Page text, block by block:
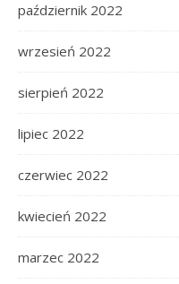
październik 2022
wrzesień 2022
sierpień 2022
lipiec 2022
czerwiec 2022
kwiecień 2022
marzec 2022